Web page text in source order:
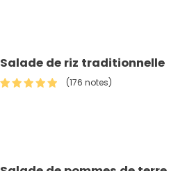
Salade de riz traditionnelle
(176 notes)